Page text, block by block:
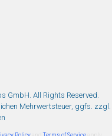
GmbH. All Rights Reserved.
Mehrwertsteuer, ggfs. zzgl.